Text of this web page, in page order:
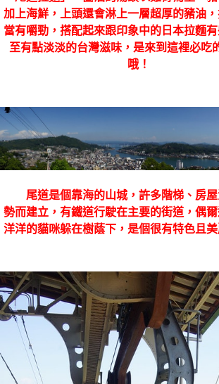
加上海鮮，上頭還會淋上一層超厚的豬油
當有嚼勁，搭配起來跟印象中的日本拉麵
至有點淡淡的台灣滋味，是來到這裡必吃
哦！
尾道是個靠海的山城，許多階梯、房
勢而建立，有鐵道行駛在主要的街道，偶
洋洋的貓咪躲在樹蔭下，是個很有特色且美